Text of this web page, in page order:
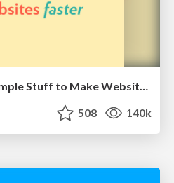
Let's Do A Bunch of Simple Stuff to Make Websites Faster
508 140k